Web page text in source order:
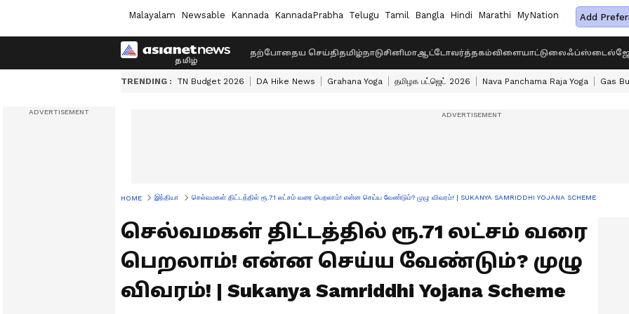
Malayalam Newsable Kannada KannadaPrabha Telugu Tamil Bangla Hindi Marathi MyNation Add
தற்போதைய செய்திதமிழ்நாடுசினிமாஆட்டோவர்த்தகம்விளையாட்டுலைஃப்ஸ்டைல்
TRENDING : TN Budget 2026 DA Hike News Grahana Yoga தமிழக பட்ஜெட் 2026 Nava Panchama Raja Yoga Gas
HOME இந்தியா செல்வமகள் திட்டத்தில் ரூ.71 லட்சம் வரை பெறலாம்! என்ன செய்ய வேண்டும்? முழு விவரம்! | SUKANYA SAMRIDDHI YOJANA SCHEME
செல்வமகள் திட்டத்தில் ரூ.71 லட்சம் வரை
பெறலாம்! என்ன செய்ய வேண்டும்? முழு
விவரம்! | Sukanya Samriddhi Yojana Scheme